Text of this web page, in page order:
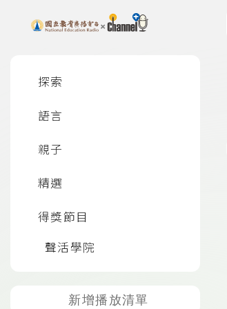
上方功能區塊
探索
語言
親子
精選
得獎節目
聲活學院
新增播放清單